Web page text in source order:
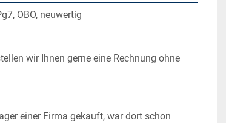
OBO, neuwertig
wir Ihnen gerne eine Rechnung ohne
einer Firma gekauft, war dort schon